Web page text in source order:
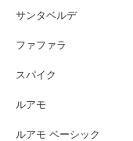
サンタベルデ
ファファラ
スパイク
ルアモ
ルアモ ベーシック